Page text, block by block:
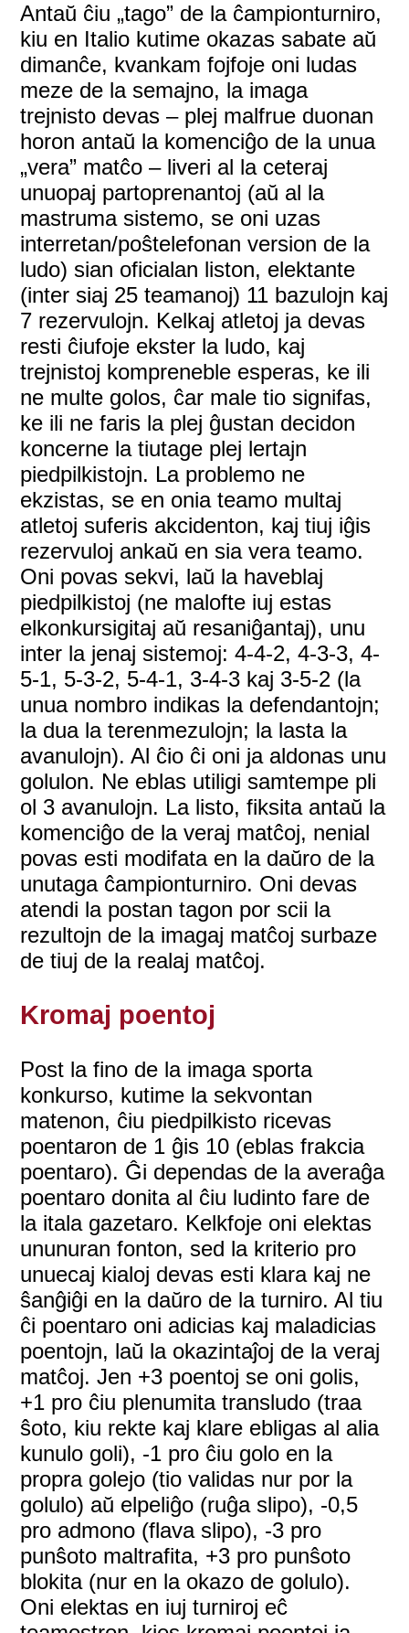
Antaŭ ĉiu „tago” de la ĉampionturniro,
kiu en Italio kutime okazas sabate aŭ
dimanĉe, kvankam fojfoje oni ludas
meze de la semajno, la imaga
trejnisto devas – plej malfrue duonan
horon antaŭ la komenciĝo de la unua
„vera” matĉo – liveri al la ceteraj
unuopaj partoprenantoj (aŭ al la
mastruma sistemo, se oni uzas
interretan/poŝtelefonan version de la
ludo) sian oficialan liston, elektante
(inter siaj 25 teamanoj) 11 bazulojn kaj
7 rezervulojn. Kelkaj atletoj ja devas
resti ĉiufoje ekster la ludo, kaj
trejnistoj kompreneble esperas, ke ili
ne multe golos, ĉar male tio signifas,
ke ili ne faris la plej ĝustan decidon
koncerne la tiutage plej lertajn
piedpilkistojn. La problemo ne
ekzistas, se en onia teamo multaj
atletoj suferis akcidenton, kaj tiuj iĝis
rezervuloj ankaŭ en sia vera teamo.
Oni povas sekvi, laŭ la haveblaj
piedpilkistoj (ne malofte iuj estas
elkonkursigitaj aŭ resaniĝantaj), unu
inter la jenaj sistemoj: 4-4-2, 4-3-3, 4-
5-1, 5-3-2, 5-4-1, 3-4-3 kaj 3-5-2 (la
unua nombro indikas la defendantojn;
la dua la terenmezulojn; la lasta la
avanulojn). Al ĉio ĉi oni ja aldonas unu
golulon. Ne eblas utiligi samtempe pli
ol 3 avanulojn. La listo, fiksita antaŭ la
komenciĝo de la veraj matĉoj, nenial
povas esti modifata en la daŭro de la
unutaga ĉampionturniro. Oni devas
atendi la postan tagon por scii la
rezultojn de la imagaj matĉoj surbaze
de tiuj de la realaj matĉoj.
Kromaj poentoj
Post la fino de la imaga sporta
konkurso, kutime la sekvontan
matenon, ĉiu piedpilkisto ricevas
poentaron de 1 ĝis 10 (eblas frakcia
poentaro). Ĝi dependas de la averaĝa
poentaro donita al ĉiu ludinto fare de
la itala gazetaro. Kelkfoje oni elektas
ununuran fonton, sed la kriterio pro
unuecaj kialoj devas esti klara kaj ne
ŝanĝiĝi en la daŭro de la turniro. Al tiu
ĉi poentaro oni adicias kaj maladicias
poentojn, laŭ la okazintaĵoj de la veraj
matĉoj. Jen +3 poentoj se oni golis,
+1 pro ĉiu plenumita transludo (traa
ŝoto, kiu rekte kaj klare ebligas al alia
kunulo goli), -1 pro ĉiu golo en la
propra golejo (tio validas nur por la
golulo) aŭ elpeliĝo (ruĝa slipo), -0,5
pro admono (flava slipo), -3 pro
punŝoto maltrafita, +3 pro punŝoto
blokita (nur en la okazo de golulo).
Oni elektas en iuj turniroj eĉ